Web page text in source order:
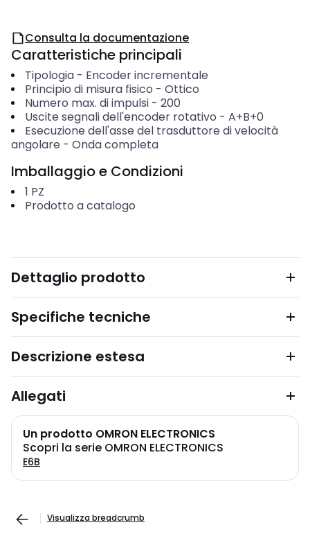
Consulta la documentazione
Caratteristiche principali
Tipologia- Encoder incrementale
Principio di misura fisico - Ottico
Numero max. di impulsi- 200
Uscite segnali dell'encoder rotativo - A+B+0
Esecuzione dell'asse del trasduttore di velocità
angolare - Onda completa
Imballaggio e Condizioni
1 PZ
Prodotto a catalogo
Dettaglio prodotto
Specifiche tecniche
Descrizione estesa
Allegati
Un prodotto OMRON ELECTRONICS
Scopri la serie OMRON ELECTRONICS
E6B
Visualizza breadcrumb